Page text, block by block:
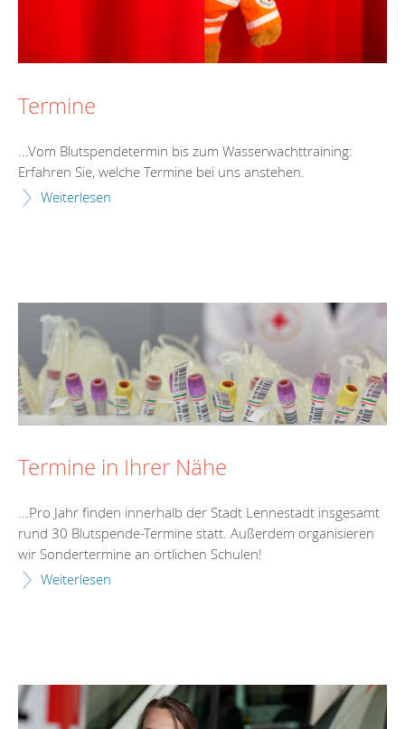
Termine
...Vom Blutspendetermin bis zum Wasserwachttraining:
Erfahren Sie, welche Termine bei uns anstehen.
Weiterlesen
Termine in Ihrer Nähe
...Pro Jahr finden innerhalb der Stadt Lennestadt insgesamt
rund 30 Blutspende-Termine statt. Außerdem organisieren
wir Sondertermine an örtlichen Schulen!
Weiterlesen